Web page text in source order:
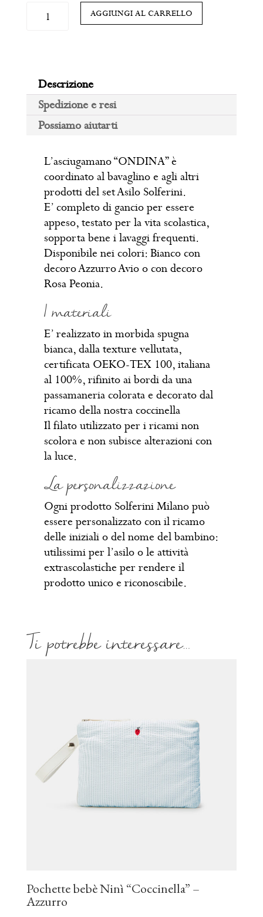
ASCIUGAMANO
ASILO
AGGIUNGI AL CARRELLO
Descrizione
Spedizione e resi
Possiamo aiutarti
L’asciugamano “ONDINA” è
coordinato al bavaglino e agli altri
prodotti del set Asilo Solferini.
E’ completo di gancio per essere
appeso, testato per la vita scolastica,
sopporta bene i lavaggi frequenti.
Disponibile nei colori: Bianco con
decoro Azzurro Avio o con decoro
Rosa Peonia.
I materiali
E’ realizzato in morbida spugna
bianca, dalla texture vellutata,
certificata OEKO-TEX 100, italiana
al 100%, rifinito ai bordi da una
passamaneria colorata e decorato dal
ricamo della nostra coccinella
Il filato utilizzato per i ricami non
scolora e non subisce alterazioni con
la luce.
La personalizzazione
Ogni prodotto Solferini Milano può
essere personalizzato con il ricamo
delle iniziali o del nome del bambino:
utilissimi per l’asilo o le attività
extrascolastiche per rendere il
prodotto unico e riconoscibile.
Ti potrebbe interessare…
Pochette bebè Ninì “Coccinella” –
Azzurro